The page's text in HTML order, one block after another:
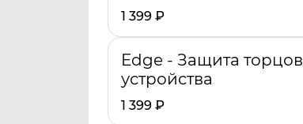
1 399 ₽
Edge - Защита торцов
устройства
1 399 ₽